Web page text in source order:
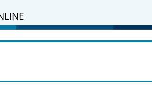
març, per la qual es
la Iniciativa Cultural pel
per a la